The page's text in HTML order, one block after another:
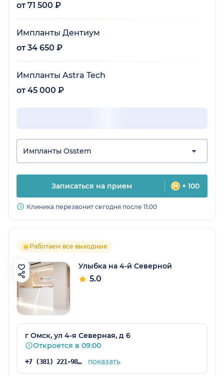
от 71 500 ₽
Импланты Дентиум
от 34 650 ₽
Импланты Astra Tech
от 45 000 ₽
Импланты Osstem
Записаться на прием + 100
Клиника перезвонит сегодня после 11:00
Работаем все выходные
Улыбка на 4-й Северной
5.0
г Омск, ул 4-я Северная, д 6
Откроется в 09:00
+7 (381) 221-98-44 показать